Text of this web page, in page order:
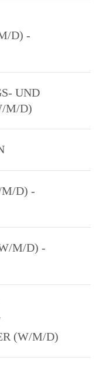
D) -
UND
M/D)
D) -
M/D) -
(W/M/D)